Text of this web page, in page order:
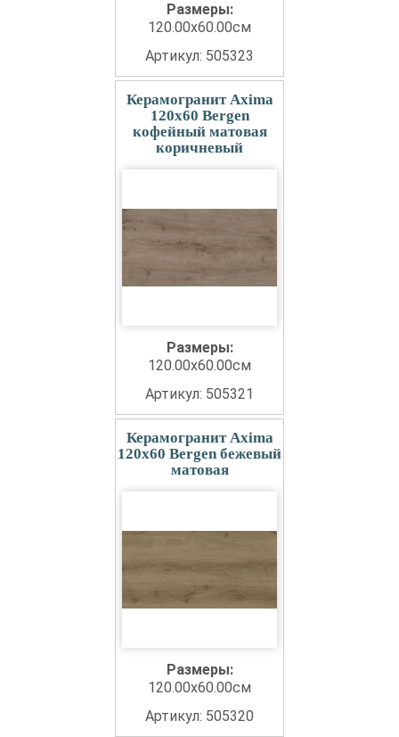
Размеры:
120.00x60.00см
Артикул: 505323
Керамогранит Axima
120x60 Bergen
кофейный матовая
коричневый
Размеры:
120.00x60.00см
Артикул: 505321
Керамогранит Axima
120x60 Bergen бежевый
матовая
Размеры:
120.00x60.00см
Артикул: 505320